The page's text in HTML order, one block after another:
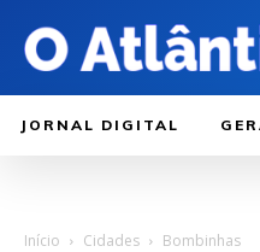
JORNAL DIGITAL
Início Cidades Bombinhas